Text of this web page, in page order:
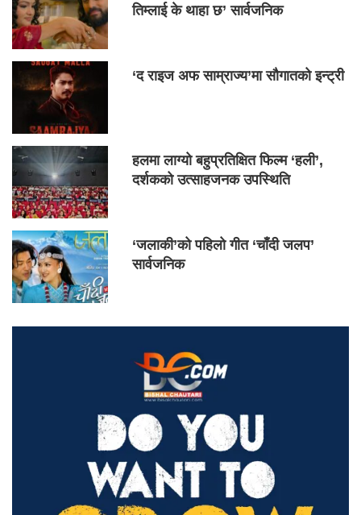
तिम्लाई के थाहा छ’ सार्वजनिक
‘द राइज अफ साम्राज्य’मा सौगातको इन्ट्री
हलमा लाग्यो बहुप्रतिक्षित फिल्म ‘हली’,
दर्शकको उत्साहजनक उपस्थिति
‘जलाकी’को पहिलो गीत ‘चाँदी जलप’
सार्वजनिक